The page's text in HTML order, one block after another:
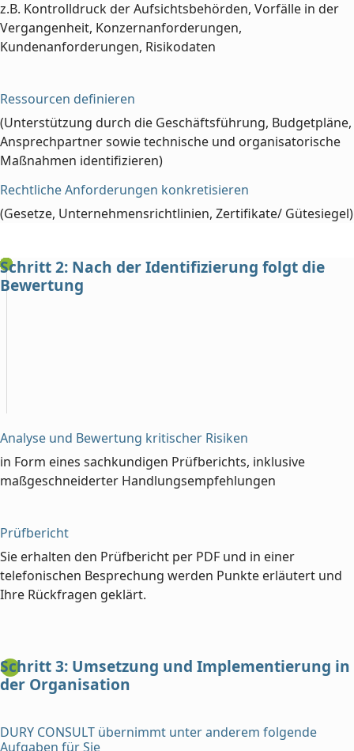
z.B. Kontrolldruck der Aufsichtsbehörden, Vorfälle in der
Vergangenheit, Konzernanforderungen,
Kundenanforderungen, Risikodaten
Ressourcen definieren
(Unterstützung durch die Geschäftsführung, Budgetpläne,
Ansprechpartner sowie technische und organisatorische
Maßnahmen identifizieren)
Rechtliche Anforderungen konkretisieren
(Gesetze, Unternehmensrichtlinien, Zertifikate/ Gütesiegel)
Schritt 2: Nach der Identifizierung folgt die
Bewertung
Analyse und Bewertung kritischer Risiken
in Form eines sachkundigen Prüfberichts, inklusive
maßgeschneiderter Handlungsempfehlungen
Prüfbericht
Sie erhalten den Prüfbericht per PDF und in einer
telefonischen Besprechung werden Punkte erläutert und
Ihre Rückfragen geklärt.
Schritt 3: Umsetzung und Implementierung in
der Organisation
DURY CONSULT übernimmt unter anderem folgende
Aufgaben für Sie